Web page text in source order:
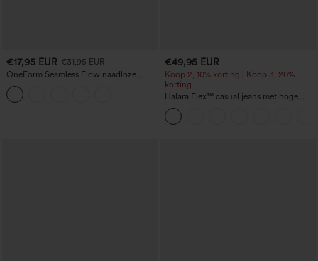
€17,95 EUR €31,95 EUR
OneForm Seamless Flow naadloze
yogalegging met hoge taille,
buikcontrole en bilverhogend effect
€49,95 EUR
Koop 2, 10% korting | Koop 3, 20%
korting
Halara Flex™ casual jeans met hoge
taille, buikcorrigerend effect, wijde
pijpen en zakken